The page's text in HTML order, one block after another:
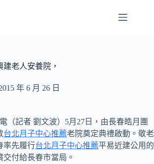
老人安養院，
年 6 月 26 日
（記者 劉文波）5月27日，由長春皓月團
台北月子中心推薦老院奠定典禮啟動。敬老
率先履行台北月子中心推薦平易近建公用的
付給長春市當局。